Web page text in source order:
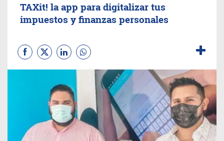
TAXit! la app para digitalizar tus
impuestos y finanzas personales